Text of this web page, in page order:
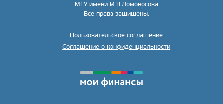
МГУ имени М.В.Ломоносова
Все права защищены.
Пользовательское соглашение
Соглашение о конфиденциальности